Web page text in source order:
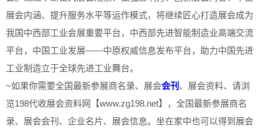
展会内涵、提升服务水平等运作模式，将继续匠心打造展会成为
我国中西部工业会展重要平台，中西部先进智能制造业高端交流
平台，中国工业发展——中原权威信息发布平台，助力中国先进
工业制造立于全球先进工业舞台。
~如果你需要全国最新参展商名录、展会会刊 、展会资料、请浏
览198代收展会资料网【www.zg198.net】，全国最新参展商名
录、展会会刊、企业名片、展会信息。坐在家中也可以得到展会